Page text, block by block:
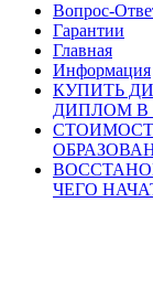
Вопрос-
Гарантии
Главная
Информация
КУПИТЬ
ДИПЛОМ В
ЧЕГО